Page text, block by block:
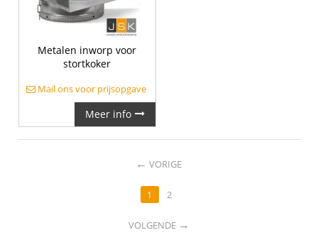
Metalen inworp voor
stortkoker
Mail ons voor prijsopgave
Meer info
← VORIGE
1 2
VOLGENDE →